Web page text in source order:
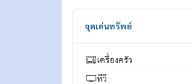
-อินเทอร์เน็ต
หรือ กดลิ้งค์นี้เพื่อแอดไลน์ :
จุดเด่นทรัพย์
เครื่องครัว
ทีวี